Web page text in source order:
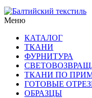
Меню
КАТАЛОГ
ТКАНИ
ФУРНИТУРА
ТКАНИ ПО
ГОТОВЫЕ
ОБРАЗЦЫ